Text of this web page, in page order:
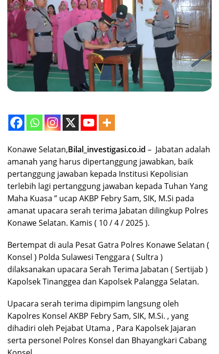
Konawe Selatan,Bilal_investigasi.co.id – Jabatan adalah
amanah yang harus dipertanggung jawabkan, baik
pertanggung jawaban kepada Institusi Kepolisian
terlebih lagi pertanggung jawaban kepada Tuhan Yang
Maha Kuasa ” ucap AKBP Febry Sam, SIK, M.Si pada
amanat upacara serah terima Jabatan dilingkup Polres
Konawe Selatan. Kamis ( 10 / 4 / 2025 ).
Bertempat di aula Pesat Gatra Polres Konawe Selatan (
Konsel ) Polda Sulawesi Tenggara ( Sultra )
dilaksanakan upacara Serah Terima Jabatan ( Sertijab )
Kapolsek Tinanggea dan Kapolsek Palangga Selatan.
Upacara serah terima dipimpim langsung oleh
Kapolres Konsel AKBP Febry Sam, SIK, M.Si. , yang
dihadiri oleh Pejabat Utama , Para Kapolsek Jajaran
serta personel Polres Konsel dan Bhayangkari Cabang